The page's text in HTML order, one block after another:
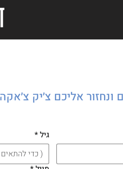
גיל*
ונחזור אליכם צ׳יק צ׳אקה